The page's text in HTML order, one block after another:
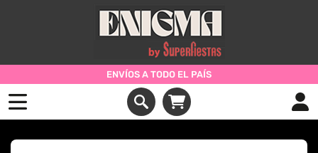
ENVÍOS A TODO EL PAÍS